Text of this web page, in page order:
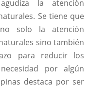
la atención
Se tiene que
solo la atención
sino también
para reducir los
por algún
destaca por ser